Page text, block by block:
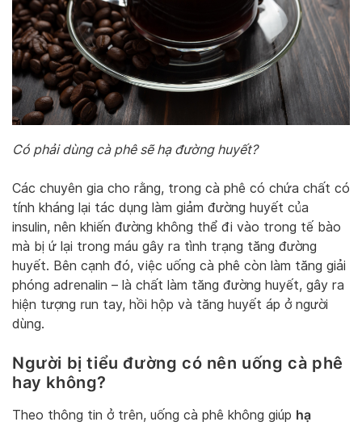
Có phải dùng cà phê sẽ hạ đường huyết?
Các chuyên gia cho rằng, trong cà phê có chứa chất có
tính kháng lại tác dụng làm giảm đường huyết của
insulin, nên khiến đường không thể đi vào trong tế bào
mà bị ứ lại trong máu gây ra tình trạng tăng đường
huyết. Bên cạnh đó, việc uống cà phê còn làm tăng giải
phóng adrenalin – là chất làm tăng đường huyết, gây ra
hiện tượng run tay, hồi hộp và tăng huyết áp ở người
dùng.
Người bị tiểu đường có nên uống cà phê
hay không?
Theo thông tin ở trên, uống cà phê không giúp hạ